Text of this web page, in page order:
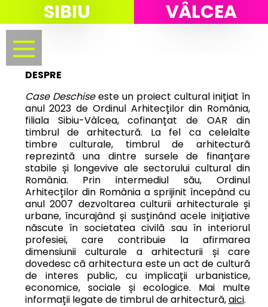
SIBIU VÂLCEA
DESPRE
Case Deschiseeste un proiect cultural inițiat în
anul 2023 de Ordinul Arhitecților din România,
filiala Sibiu-Vâlcea, cofinanțat de OAR din
timbrul de arhitectură. La fel ca celelalte
timbre culturale, timbrul de arhitectură
reprezintă una dintre sursele de finanțare
stabile și longevive ale sectorului cultural din
România. Prin intermediul său, Ordinul
Arhitecților din România a sprijinit începând cu
anul 2007 dezvoltarea culturii arhitecturale și
urbane, încurajând și susținând acele inițiative
născute în societatea civilă sau în interiorul
profesiei, care contribuie la afirmarea
dimensiunii culturale a arhitecturii și care
dovedesc că arhitectura este un act de cultură
de interes public, cu implicații urbanistice,
economice, sociale și ecologice. Mai multe
informații legate de timbrul de arhitectură,aici.